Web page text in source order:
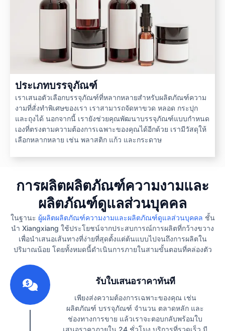
ประเภทบรรจุภัณฑ์
เราเสนอตัวเลือกบรรจุภัณฑ์ที่หลากหลายสำหรับผลิตภัณฑ์ความ
งามที่สั่งทำพิเศษของเรา เราสามารถจัดหาขวด หลอด กระปุก
และถุงได้ นอกจากนี้ เรายังช่วยคุณพัฒนาบรรจุภัณฑ์แบบกำหนด
เองที่ตรงตามความต้องการเฉพาะของคุณได้อีกด้วย เรามีวัสดุให้
เลือกหลากหลาย เช่น พลาสติก แก้ว และกระดาษ
การผลิตผลิตภัณฑ์ความงามและ
ผลิตภัณฑ์ดูแลส่วนบุคคล
ในฐานะ ผู้ผลิตผลิตภัณฑ์ความงามและผลิตภัณฑ์ดูแลส่วนบุคคล ชั้น
นำ Xiangxiang ใช้ประโยชน์จากประสบการณ์การผลิตที่กว้างขวาง
เพื่อนำเสนอเส้นทางที่ง่ายที่สุดตั้งแต่ต้นแบบไปจนถึงการผลิตใน
ปริมาณน้อย โดยทั้งหมดนี้ดำเนินการภายในสามขั้นตอนที่คล่องตัว
รับใบเสนอราคาทันที
เพียงส่งความต้องการเฉพาะของคุณ เช่น
ผลิตภัณฑ์ บรรจุภัณฑ์ จำนวน ตลาดหลัก และ
ช่องทางการขาย แล้วเราจะตอบกลับพร้อมใบ
เสนอราคาภายใน 24 ชั่วโมง บริการที่รวดเร็ว มี